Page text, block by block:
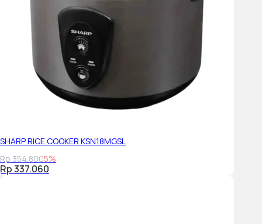
SHARP RICE COOKER KSN18MGSL
Rp 354.8005%
Rp 337.060